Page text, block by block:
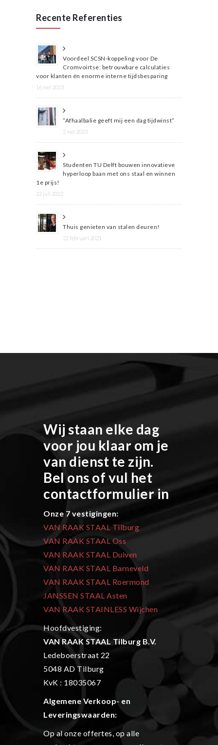
Recente Referenties
Voordeel SCSN-koppeling voor De
Cromvoirtse: betrouwbare calculaties
voor klanten én enorme interne tijdsbesparing
16 mei 2023
“Afhaalbalie geeft mij een dag tijdwinst”
2 mei 2023
Studenten TU Delft bouwen innovatieve
hyperloop baan met ons staal en winnen
1e prijs!
22 juli 2022
Thuis genieten van stalen deuren!
22 februari 2021
Wij staan elke dag
voor jou klaar om je
van dienst te zijn.
Bel ons of vul het
contactformulier in
Onze 7 vestigingen:
VAN RAAK STAAL Tilburg
VAN RAAK STAAL Oss
VAN RAAK STAAL Duiven
VAN RAAK STAAL Barneveld
VAN RAAK STAAL Roermond
JANSSEN STAAL Asten
VAN RAAK STAINLESS Wijchen
Hoofdvestiging:
VAN RAAK STAAL Tilburg B.V.
Ledeboerstraat 22
5048 AD Tilburg
KvK : 18035067
Algemene Verkoop- en
Leveringswaarden:
Op al onze offertes, op alle